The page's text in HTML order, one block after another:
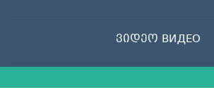
ვიდეო ВИДЕО